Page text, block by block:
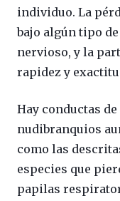
individuo. La
bajo algún tipo
nervioso, y la
rapidez y
Hay conductas
nudibranquios
como las
especies que
papilas